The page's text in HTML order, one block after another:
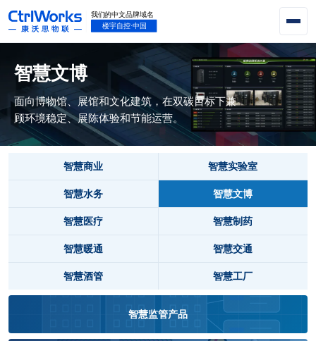
智慧文博
面向博物馆、展馆和文化建筑，在双碳目标下兼
顾环境稳定、展陈体验和节能运营。
智慧商业 智慧实验室
智慧水务 智慧文博
智慧医疗 智慧制药
智慧暖通 智慧交通
智慧酒管 智慧工厂
智慧监管产品